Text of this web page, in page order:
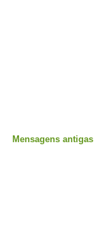
Mensagens antigas